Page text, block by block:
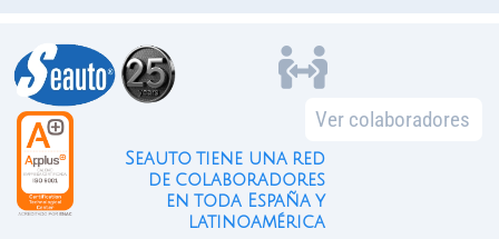
Ver colaboradores
Seauto tiene una red
de colaboradores
en toda España y
latinoamérica